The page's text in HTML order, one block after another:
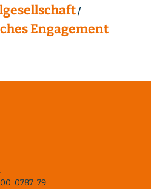
Engagement
0787 79